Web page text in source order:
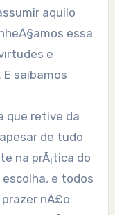
aquilo
essa
e
saibamos
que retive da
de tudo
na prÃ¡tica do
e todos
nÃ£o